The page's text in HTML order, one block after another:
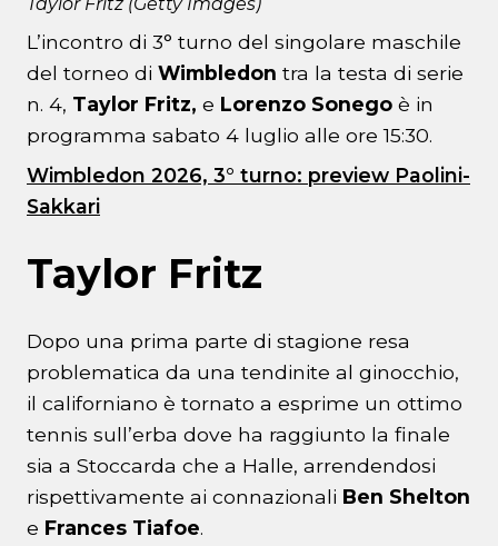
L’incontro di 3° turno del singolare maschile
del torneo di Wimbledon tra la testa di serie
n. 4, Taylor Fritz, e Lorenzo Sonego è in
programma sabato 4 luglio alle ore 15:30.
Wimbledon 2026, 3° turno: preview Paolini-
Sakkari
Taylor Fritz
Dopo una prima parte di stagione resa
problematica da una tendinite al ginocchio,
il californiano è tornato a esprime un ottimo
tennis sull’erba dove ha raggiunto la finale
sia a Stoccarda che a Halle, arrendendosi
rispettivamente ai connazionali Ben Shelton
e Frances Tiafoe.